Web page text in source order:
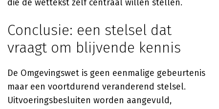
die de wettekst zelf centraal willen stellen.
Conclusie: een stelsel dat
vraagt om blijvende kennis
De Omgevingswet is geen eenmalige gebeurtenis
maar een voortdurend veranderend stelsel.
Uitvoeringsbesluiten worden aangevuld,